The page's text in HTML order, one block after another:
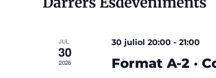
JUL.
30
2026
30 juliol 20:00- 21:00
Format A-2 ·